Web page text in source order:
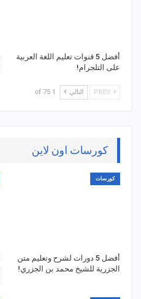
أفضل 5 قنوات تعليم اللغة العربية
على التلجرام!
التالي 1 of 75
كورسات اون لاين
كورسات
أفضل 5 دورات لشرح وتعليم متن
الجزرية للشيخ محمد بن الجزري!